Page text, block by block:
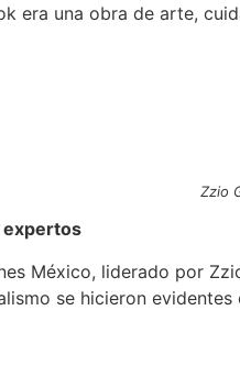
era una obra de arte,
Zzio
expertos
México, liderado por
se hicieron